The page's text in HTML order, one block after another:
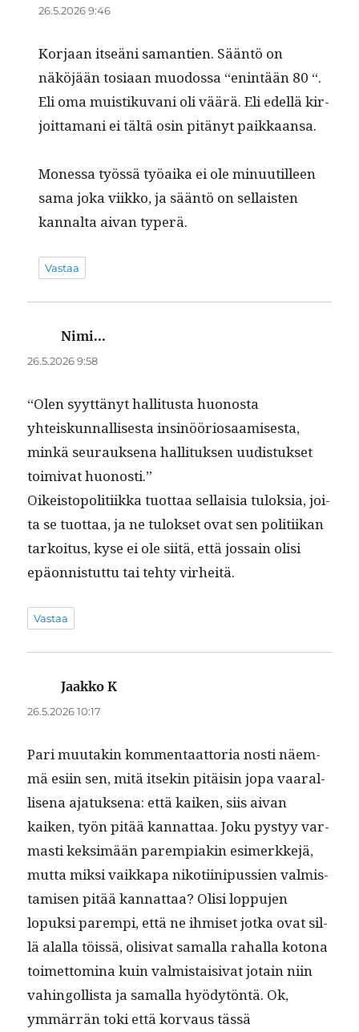
26.5.2026 9:46
Kor­jaan itseäni samantien. Sään­tö on
näköjään tosi­aan muo­dos­sa “enin­tään 80 “.
Eli oma muis­tiku­vani oli väärä. Eli edel­lä kir­
joit­ta­mani ei tältä osin pitänyt paikkaansa.
Mon­es­sa työssä työai­ka ei ole min­uu­tilleen
sama joka viikko, ja sään­tö on sel­l­ais­ten
kannal­ta aivan typerä.
Vastaa
Nimi...
26.5.2026 9:58
“Olen syyt­tänyt hal­li­tus­ta huonos­ta
yhteiskun­nal­lis­es­ta insinööriosaamis­es­ta,
minkä seu­rauk­se­na hal­li­tuk­sen uud­is­tuk­set
toimi­vat huonosti.”
Oikeistopoli­ti­ik­ka tuot­taa sel­l­aisia tulok­sia, joi­
ta se tuot­taa, ja ne tulok­set ovat sen poli­ti­ikan
tarkoi­tus, kyse ei ole siitä, että jos­sain olisi
epäon­nis­tut­tu tai tehty virheitä.
Vastaa
Jaakko K
26.5.2026 10:17
Pari muu­takin kom­men­taat­to­ria nos­ti näem­
mä esi­in sen, mitä itsekin pitäisin jopa vaar­al­
lise­na ajatuk­se­na: että kaiken, siis aivan
kaiken, työn pitää kan­nat­taa. Joku pystyy var­
masti kek­simään parem­piakin esimerkke­jä,
mut­ta mik­si vaikka­pa nikoti­ini­pussien valmis­
tamisen pitää kan­nat­taa? Olisi lop­pu­jen
lopuk­si parem­pi, että ne ihmiset jot­ka ovat sil­
lä alal­la töis­sä, oli­si­vat samal­la rahal­la kotona
toimet­tom­i­na kuin valmis­taisi­vat jotain niin
vahin­gol­lista ja samal­la hyödytön­tä. Ok,
ymmär­rän toki että kor­vaus tässä